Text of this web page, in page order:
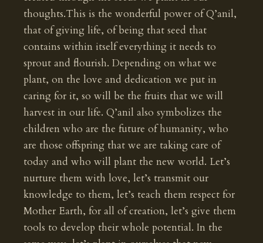
thoughts.This is the wonderful power of Q’anil,
that of giving life, of being that seed that
contains within itself everything it needs to
sprout and flourish. Depending on what we
plant, on the love and dedication we put in
caring for it, so will be the fruits that we will
harvest in our life. Q’anil also symbolizes the
children who are the future of humanity, who
are those offspring that we are taking care of
today and who will plant the new world. Let’s
nurture them with love, let’s transmit our
knowledge to them, let’s teach them respect for
Mother Earth, for all of creation, let’s give them
tools to develop their whole potential. In the